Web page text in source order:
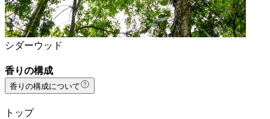
シダーウッド
香りの構成
香りの構成について
トップ